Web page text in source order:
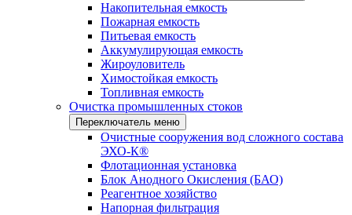
Накопительная емкость
Пожарная емкость
Питьевая емкость
Аккумулирующая емкость
Жироуловитель
Химостойкая емкость
Топливная емкость
Очистка промышленных стоков
Переключатель меню
Очистные сооружения вод сложного состава
ЭХО-К®
Флотационная установка
Блок Анодного Окисления (БАО)
Реагентное хозяйство
Напорная фильтрация